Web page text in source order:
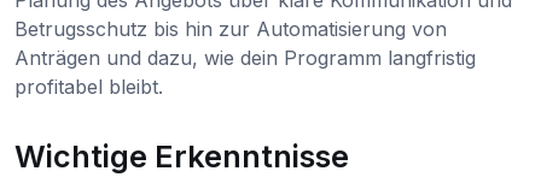
Betrugsschutz bis hin zur Automatisierung von
Anträgen und dazu, wie dein Programm langfristig
profitabel bleibt.
Wichtige Erkenntnisse